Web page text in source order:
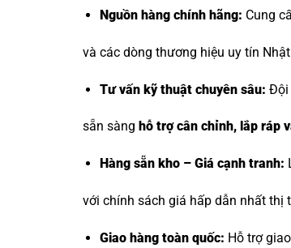
Nguồn hàng chính hãng: Cung
và các dòng thương hiệu uy tín Nhật
Tư vấn kỹ thuật chuyên sâu: Đội
sẵn sàng hỗ trợ cân chỉnh, lắp ráp
Hàng sẵn kho – Giá cạnh tranh:
với chính sách giá hấp dẫn nhất thị
Giao hàng toàn quốc: Hỗ trợ